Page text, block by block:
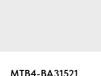
MTB4-BA31521